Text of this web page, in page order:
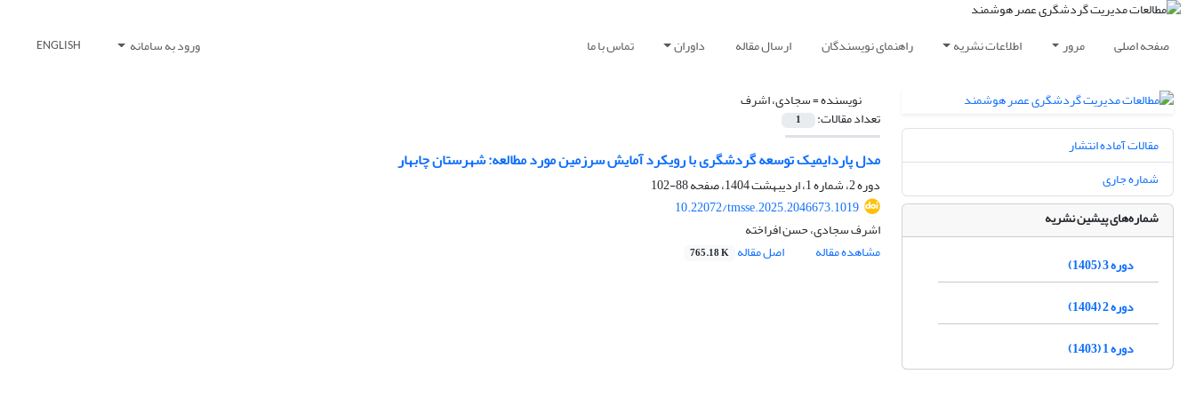
صفحه اصلی مرور اطلاعات نشریه راهنمای نویسندگان ارسال مقاله داوران تماس با ما ورود به سامانه ENGLISH
نویسنده =سجادی، اشرف
تعداد مقالات: 1
مدل پاردایمیک توسعه گردشگری با رویکرد آمایش سرزمین مورد مطالعه: شهرستان چابهار
دوره 2، شماره 1، اردیبهشت 1404، صفحه
88-102
10.22072/tmsse.2025.2046673.1019
اشرف سجادی، حسن افراخته
مشاهده مقاله
اصل مقاله 765.18 K
مقالات آماده انتشار
شماره جاری
شماره‌های پیشین نشریه
دوره 3 (1405)
دوره 2 (1404)
دوره 1 (1403)